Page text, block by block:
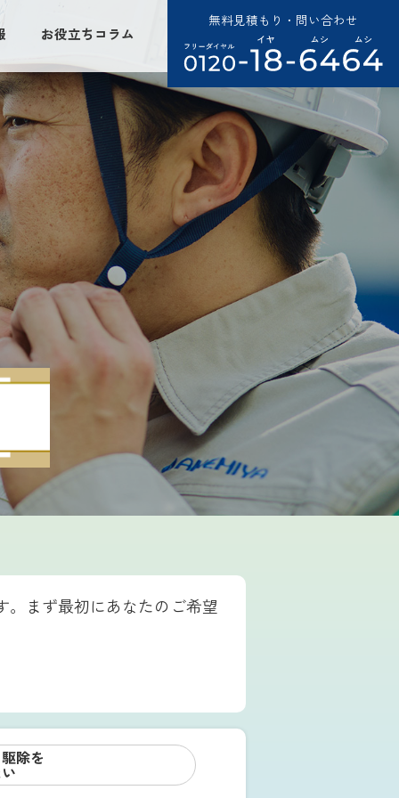
お役立ちコラム
無料見積もり・問い合わせ
まず最初にあなたのご希望
除を